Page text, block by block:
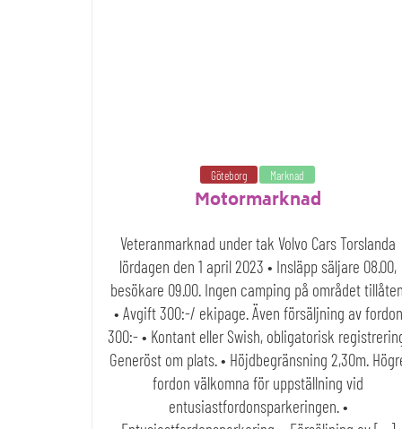
Göteborg Marknad
Motormarknad
Veteranmarknad under tak Volvo Cars Torslanda
lördagen den 1 april 2023 • Insläpp säljare 08.00,
besökare 09.00. Ingen camping på området
• Avgift 300:-/ ekipage. Även försäljning av fordon
300:- • Kontant eller Swish, obligatorisk
Generöst om plats. • Höjdbegränsning 2,30m.
fordon välkomna för uppställning vid
entusiastfordonsparkeringen. •